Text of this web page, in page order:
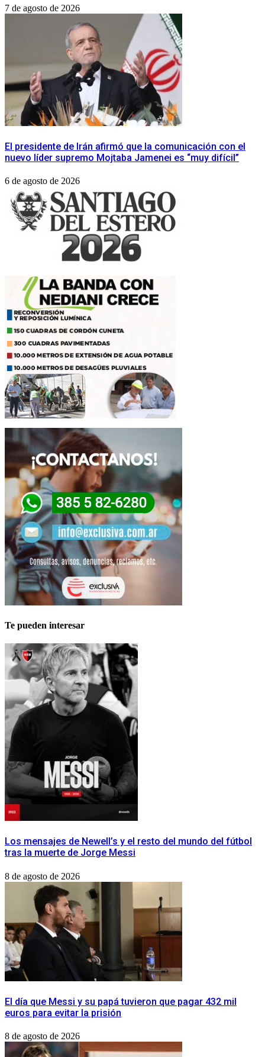
7 de agosto de 2026
El presidente de Irán afirmó que la comunicación con el
nuevo líder supremo Mojtaba Jamenei es “muy difícil”
6 de agosto de 2026
Te pueden interesar
Los mensajes de Newell’s y el resto del mundo del fútbol
tras la muerte de Jorge Messi
8 de agosto de 2026
El día que Messi y su papá tuvieron que pagar 432 mil
euros para evitar la prisión
8 de agosto de 2026